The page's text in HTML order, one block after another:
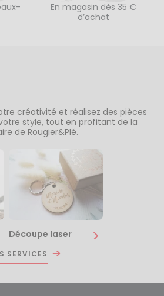
En magasin dès 35 €
d’achat
créativité et réalisez des pièces
style, tout en profitant de la
de Rougier&Plé.
Découpe laser
SERVICES